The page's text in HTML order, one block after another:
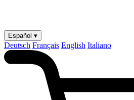
Español ▾
Deutsch Français English Italiano